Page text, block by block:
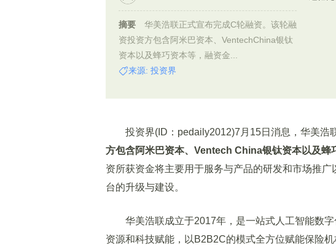
摘要
华美浩联正式宣布完成C轮融资。该轮融
资投资方包含阿米巴资本、VentechChina银钛
资本以及蜂巧资本等，融资金...
来源: 投资界
投资界(ID：pedaily2012)7月15日消息，华美浩
方包含阿米巴资本、Ventech China银钛资本以及蜂
资所获资金将主要用于服务与产品的研发和市场推
台的升级与建设。
华美浩联成立于2017年，是一站式人工智能数字
资源和科技赋能，以B2B2C的模式全方位赋能保险